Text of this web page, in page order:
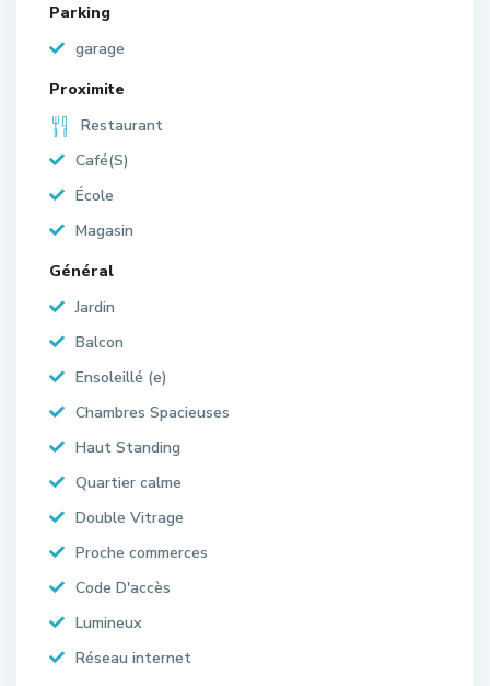
Parking
garage
Proximite
Restaurant
Café(S)
École
Magasin
Général
Jardin
Balcon
Ensoleillé (e)
Chambres Spacieuses
Haut Standing
Quartier calme
Double Vitrage
Proche commerces
Code D'accès
Lumineux
Réseau internet